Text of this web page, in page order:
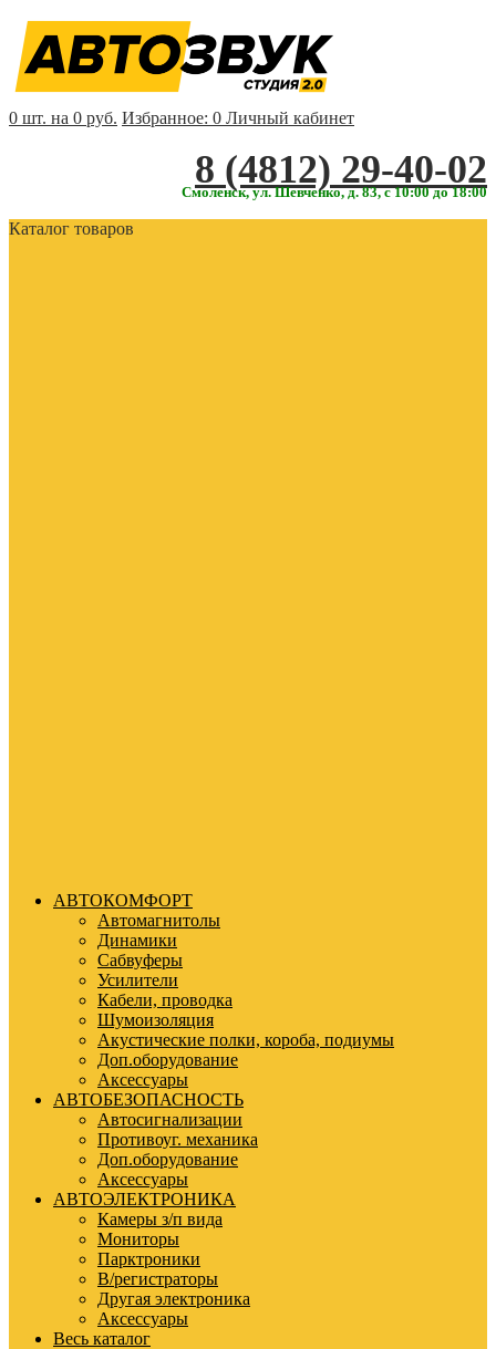
0 шт. на 0 руб. Избранное: 0 Личный кабинет
‎‎8 (4812) 29-40-02
Смоленск, ул. Шевченко, д. 83, с 10:00 до 18:00
Каталог товаров
АВТОКОМФОРТ
Автомагнитолы
Динамики
Сабвуферы
Усилители
Кабели, проводка
Шумоизоляция
Акустические полки, короба, подиумы
Доп.оборудование
Аксессуары
АВТОБЕЗОПАСНОСТЬ
Автосигнализации
Противоуг. механика
Доп.оборудование
Аксессуары
АВТОЭЛЕКТРОНИКА
Камеры з/п вида
Мониторы
Парктроники
В/регистраторы
Другая электроника
Аксессуары
Весь каталог